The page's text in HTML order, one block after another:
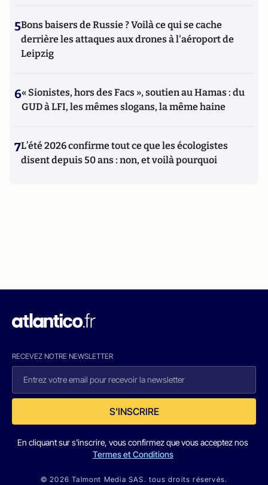
5Bons baisers de Russie ? Voilà ce qui se cache
derrière les attaques aux drones à l'aéroport de
Leipzig
6« Sionistes, hors des Facs », soutien au Hamas : du
GUD à LFI, les mêmes slogans, la même haine
7L’été 2026 confirme tout ce que les écologistes
disent depuis 50 ans : non, et voilà pourquoi
RECEVEZ NOTRE NEWSLETTER
S'INSCRIRE
En cliquant sur s'inscrire, vous confirmez que vous acceptez nos
Termes et Conditions
© 2026 Talmont Media SAS. tous droits réservés.